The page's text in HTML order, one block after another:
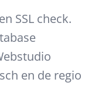
SSL check.
en de regio